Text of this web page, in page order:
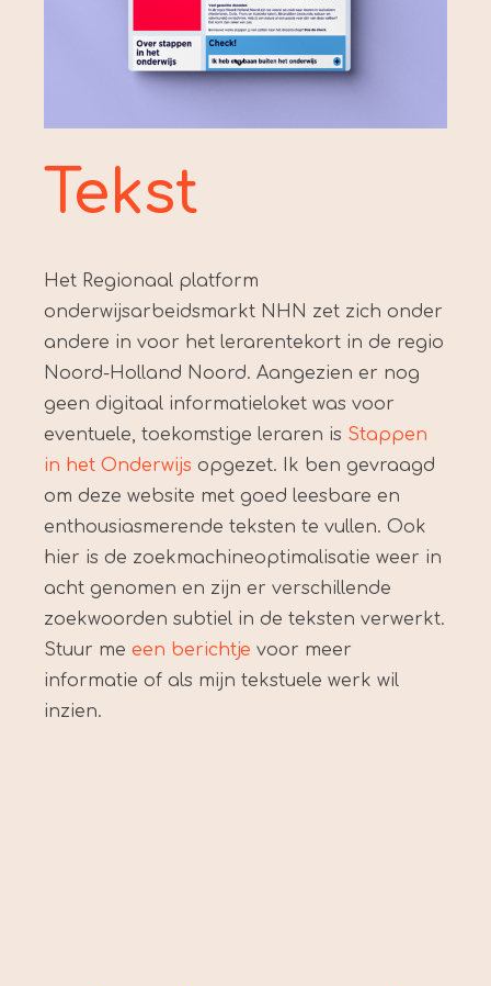
Tekst
Het Regionaal platform
onderwijsarbeidsmarkt NHN zet zich onder
andere in voor het lerarentekort in de regio
Noord-Holland Noord. Aangezien er nog
geen digitaal informatieloket was voor
eventuele, toekomstige leraren is Stappen
in het Onderwijs opgezet. Ik ben gevraagd
om deze website met goed leesbare en
enthousiasmerende teksten te vullen. Ook
hier is de zoekmachineoptimalisatie weer in
acht genomen en zijn er verschillende
zoekwoorden subtiel in de teksten verwerkt.
Stuur me een berichtje voor meer
informatie of als mijn tekstuele werk wil
inzien.